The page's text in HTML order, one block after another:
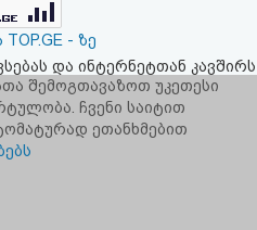
- ზე
და ინტერნეტთან კავშირს
CLOUD9
შემოგთავაზოთ უკეთესი
ჩვენი საიტით
ეთანხმებით